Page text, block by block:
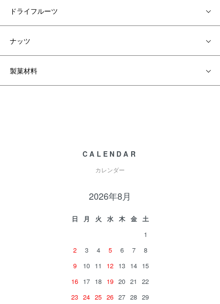
ドライフルーツ
ナッツ
製菓材料
CALENDAR
カレンダー
2026年8月
日 月 火 水 木 金
土
1
2
3 4 5 6 7
8
9
10 11 12 13 14 15
16 17 18 19 20 21
22
23 24 25 26 27 28 29